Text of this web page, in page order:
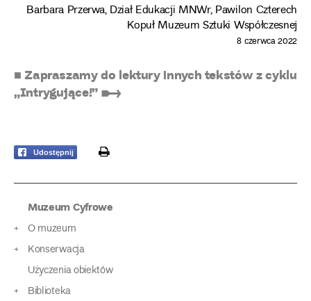
Barbara Przerwa, Dział Edukacji MNWr, Pawilon Czterech
Kopuł Muzeum Sztuki Współczesnej
8 czerwca 2022
■ Zapraszamy do lektury innych tekstów z cyklu
„Intrygujące!” ➸
Udostępnij print
Muzeum Cyfrowe
O muzeum
Konserwacja
Użyczenia obiektów
Biblioteka